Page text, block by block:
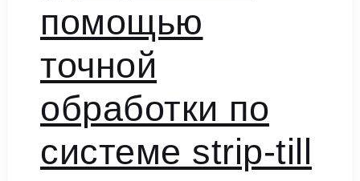
помощью
точной
обработки по
системе strip-till